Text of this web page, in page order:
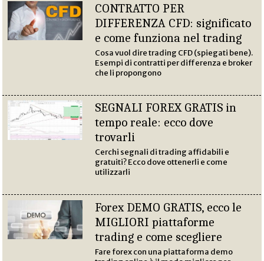
CONTRATTO PER
DIFFERENZA CFD: significato
e come funziona nel trading
Cosa vuol dire trading CFD (spiegati bene).
Esempi di contratti per differenza e broker
che li propongono
SEGNALI FOREX GRATIS in
tempo reale: ecco dove
trovarli
Cerchi segnali di trading affidabili e
gratuiti? Ecco dove ottenerli e come
utilizzarli
Forex DEMO GRATIS, ecco le
MIGLIORI piattaforme
trading e come scegliere
Fare forex con una piattaforma demo